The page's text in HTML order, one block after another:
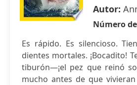
Autor:
Número
Es rápido. Es silencioso.
dientes mortales. ¡Bocadito!
tiburón—¡el pez que reinó
mucho antes de que